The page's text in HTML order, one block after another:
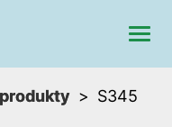
S345